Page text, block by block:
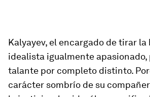
Kalyayev, el encargado de tirar la
idealista igualmente apasionado,
talante por completo distinto.
carácter sombrío de su